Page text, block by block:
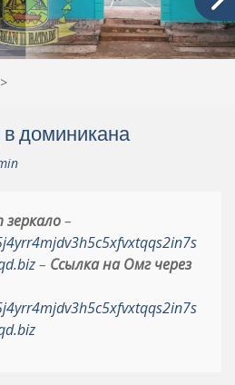
>
в доминикана
–
– Ссылка на Омг через